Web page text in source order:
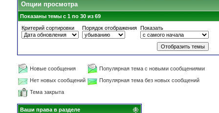
Опции просмотра
Показаны темы с 1 по 30 из 69
Критерий сортировки
Порядок отображения Показать
Новые сообщения
Популярная тема с новыми сообщениями
Нет новых сообщений
Популярная тема без новых сообщений
Тема закрыта
Ваши права в разделе